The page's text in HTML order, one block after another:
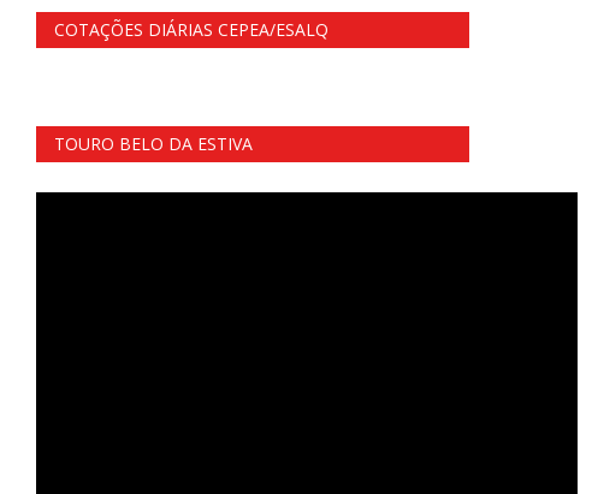
COTAÇÕES DIÁRIAS CEPEA/ESALQ
TOURO BELO DA ESTIVA